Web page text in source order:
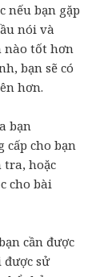
nếu bạn gặp
nói và
nào tốt hơn
bạn sẽ có
hơn.
bạn
cho bạn
hoặc
cho bài
cần được
được sử